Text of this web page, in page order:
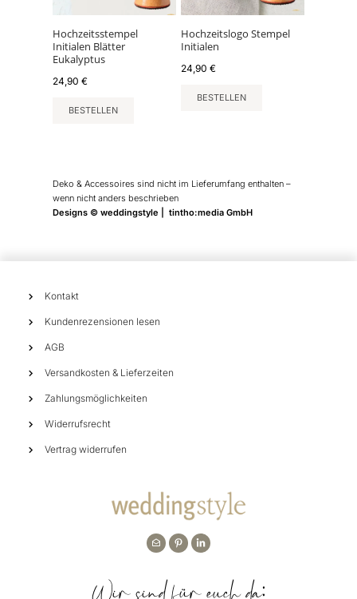
Hochzeitsstempel
Initialen Blätter
Eukalyptus
24,90 €
BESTELLEN
Hochzeitslogo Stempel
Initialen
24,90€
BESTELLEN
Deko & Accessoires sind nicht im Lieferumfang enthalten –
wenn nicht anders beschrieben
Designs © weddingstyle | tintho:media GmbH
Kontakt
Kundenrezensionen lesen
AGB
Versandkosten & Lieferzeiten
Zahlungsmöglichkeiten
Widerrufsrecht
Vertrag widerrufen
Wir sind für euch da: